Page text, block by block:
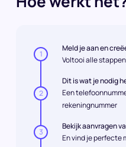
1
Meld je aan en
Voltooi alle stappen
2
Dit is wat je nodig
Een
rekeningnummer
3
Bekijk aanvragen
En vind je perfecte